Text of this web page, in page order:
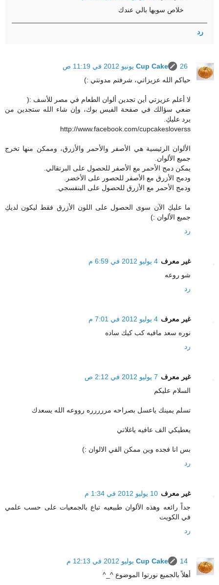
خلاص سويها بالي عندك
رد
Cup Cake
26 يونيو 2012 في 11:19 ص
حياكم الله عزيزاتي، شرفتم مدونتي :)
لا أعلم عزيزتي أين تجدين ألوان الطعام في مصر للأسف :(
ضعي سؤالك في صفحة الفيس بوك، وإن شاء الله ستجدين من
يرد عليكِ.
http://www.facebook.com/cupcakesloverss
الألوان الرئيسية هي الأصفر والأحمر والأزرق، وممكن منها تخرج
جميع الألوان.
يمكن دمج الأحمر مع الأصفر للحصول على البرتقالي.
ودمج الأزرق مع الأصفر للحصور على الأخضر.
ودمج الأحمر مع الأزرق للحصول على البنفسجي.
ما عليكِ الآن سوى الحصول على اللون الأزرق فقط ليكون لديكِ
جميع الألوان :)
رد
غير معرف 4 يوليو 2012 في 6:59 م
شو روعه
رد
غير معرف 4 يوليو 2012 في 7:01 م
نوره سعد مافيه كب كيك ساده
رد
غير معرف 7 يوليو 2012 في 2:12 ص
السلام عليكم
تسلم يمينك ياعسل بصراحه مررررره رووعه الله يسعدك
يعطيكي الف عافيه ياغلاتي
بس انا فجده وين ممكن القي الالوان :)
رد
غير معرف 10 يوليو 2012 في 1:34 م
جداً رائعه وهذه الألوان طبيعيه تباع بالجمعيات على حسب علمي
في الكويت
رد
Cup Cake
14 يوليو 2012 في 12:13 م
أهلاً بالجميع نورتوا الموضوع ^_^